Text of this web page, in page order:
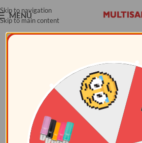
Skip to navigation
Skip to main content
MENÚ